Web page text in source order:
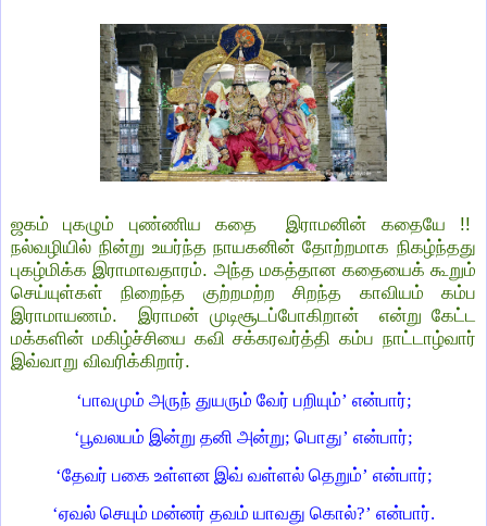
ஜகம் புகழும் புண்ணிய கதை
இராமனின் கதையே !!
நல்வழியில் நின்று உயர்ந்த நாயகனின் தோற்றமாக நிகழ்ந்தது
புகழ்மிக்க இராமாவதாரம். அந்த மகத்தான கதையைக் கூறும்
செய்யுள்கள் நிறைந்த குற்றமற்ற சிறந்த காவியம் கம்ப
இராமாயணம்.
இராமன் முடிசூடப்போகிறான்
என்று கேட்ட
மக்களின் மகிழ்ச்சியை கவி சக்கரவர்த்தி கம்ப நாட்டாழ்வார்
இவ்வாறு விவரிக்கிறார்.
‘பாவமும் அருந் துயரும் வேர் பறியும்’ என்பார்;
‘பூவலயம் இன்று தனி அன்று; பொது’ என்பார்;
‘தேவர் பகை உள்ளன இவ் வள்ளல் தெறும்’ என்பார்;
‘ஏவல் செயும் மன்னர் தவம் யாவது கொல்?’ என்பார்.